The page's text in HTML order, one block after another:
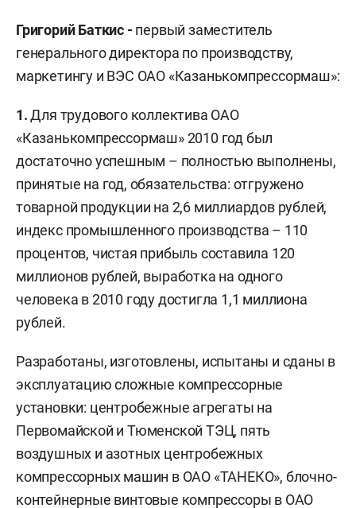
Григорий Баткис - первый заместитель
генерального директора по производству,
маркетингу и ВЭС ОАО «Казанькомпрессормаш»:
1.Для трудового коллектива ОАО
«Казанькомпрессормаш» 2010 год был
достаточно успешным – полностью выполнены,
принятые на год, обязательства: отгружено
товарной продукции на 2,6 миллиардов рублей,
индекс промышленного производства – 110
процентов, чистая прибыль составила 120
миллионов рублей, выработка на одного
человека в 2010 году достигла 1,1 миллиона
рублей.
Разработаны, изготовлены, испытаны и сданы в
эксплуатацию сложные компрессорные
установки: центробежные агрегаты на
Первомайской и Тюменской ТЭЦ, пять
воздушных и азотных центробежных
компрессорных машин в ОАО «ТАНЕКО», блочно-
контейнерные винтовые компрессоры в ОАО